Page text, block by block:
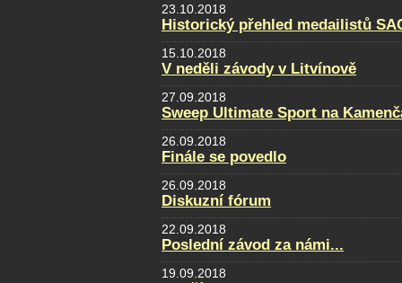
23.10.2018
Historický přehled medailistů
15.10.2018
V neděli závody v Litvínově
27.09.2018
Sweep Ultimate Sport na
26.09.2018
Finále se povedlo
26.09.2018
Diskuzní fórum
22.09.2018
Poslední závod za námi...
19.09.2018